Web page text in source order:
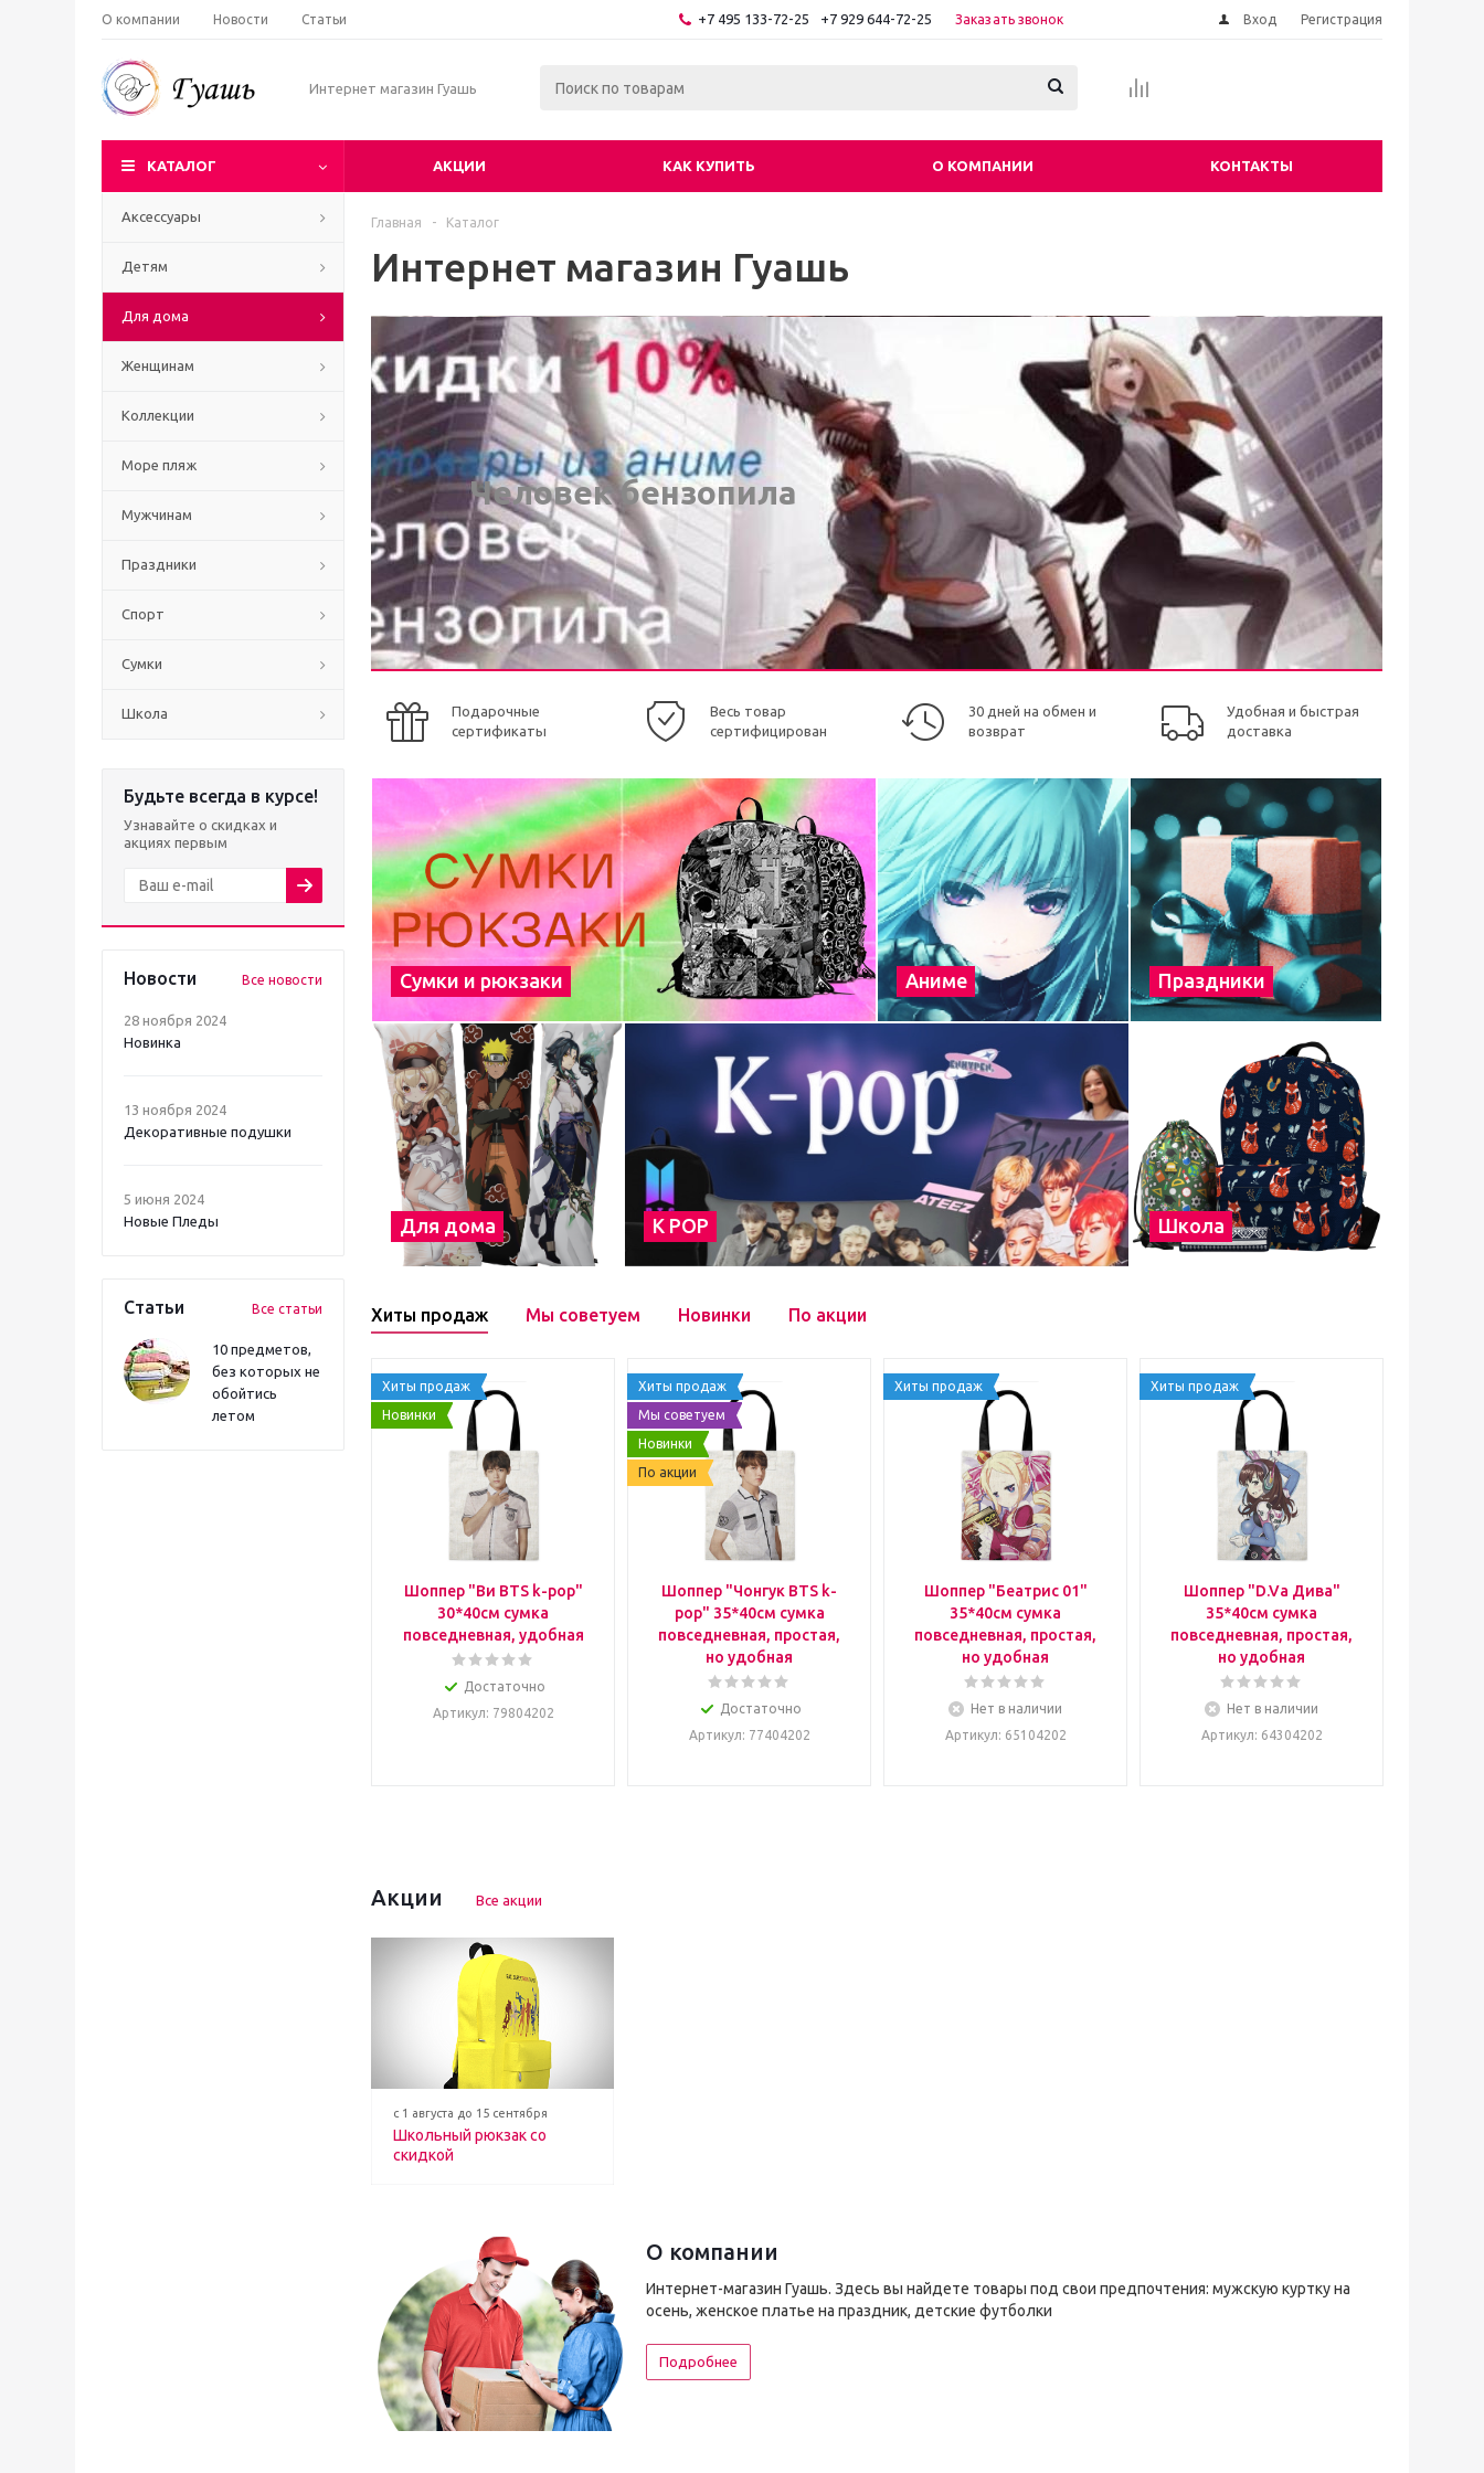
О компании Новости Статьи +7 495 133-72-25 +7 929 644-72-25 Заказать звонок Вход Регистрация
Интернет магазин Гуашь
КАТАЛОГ АКЦИИ КАК КУПИТЬ О КОМПАНИИ КОНТАКТЫ
Аксессуары
Детям
Для дома
Женщинам
Коллекции
Море пляж
Мужчинам
Праздники
Спорт
Сумки
Школа
Будьте всегда в курсе!
Узнавайте о скидках и
акциях первым
Новости Все новости
28 ноября 2024
Новинка
13 ноября 2024
Декоративные подушки
5 июня 2024
Новые Пледы
Статьи Все статьи
10 предметов,
без которых не
обойтись
летом
Главная - Каталог
Интернет магазин Гуашь
Человек бензопила
Подарочные
сертификаты
Весь товар
сертифицирован
30 дней на обмен и
возврат
Удобная и быстрая
доставка
Сумки и рюкзаки Аниме Праздники
Для дома К POP Школа
Хиты продаж Мы советуем Новинки По акции
Хиты продаж
Новинки
Шоппер "Ви BTS k-pop"
30*40см сумка
повседневная, удобная
Достаточно
Артикул: 79804202
Хиты продаж
Мы советуем
Новинки
По акции
Шоппер "Чонгук BTS k-
pop" 35*40см сумка
повседневная, простая,
но удобная
Достаточно
Артикул: 77404202
Хиты продаж
Шоппер "Беатрис 01"
35*40см сумка
повседневная, простая,
но удобная
Нет в наличии
Артикул: 65104202
Хиты продаж
Шоппер "D.Va Дива"
35*40см сумка
повседневная, простая,
но удобная
Нет в наличии
Артикул: 64304202
Акции Все акции
с 1 августа до 15 сентября
Школьный рюкзак со
скидкой
О компании
Интернет-магазин Гуашь. Здесь вы найдете товары под свои предпочтения: мужскую куртку на
осень, женское платье на праздник, детские футболки
Подробнее